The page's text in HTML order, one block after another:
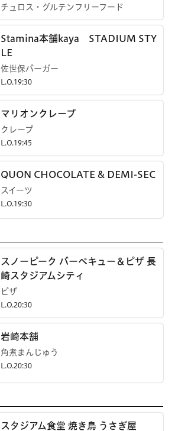
チュロス・グルテンフリーフード
Stamina本舗kaya STADIUM STY
LE
佐世保バーガー
L.O.19:30
マリオンクレープ
クレープ
L.O.19:45
QUON CHOCOLATE & DEMI-SEC
スイーツ
L.O.19:30
スノーピーク バーベキュー＆ピザ 長
崎スタジアムシティ
ピザ
L.O.20:30
岩崎本舗
角煮まんじゅう
L.O.20:30
スタジアム食堂 焼き鳥 うさぎ屋